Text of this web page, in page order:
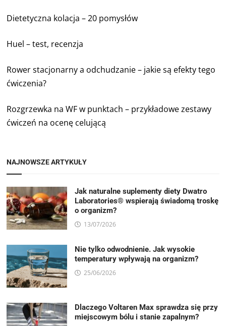
Dietetyczna kolacja – 20 pomysłów
Huel – test, recenzja
Rower stacjonarny a odchudzanie – jakie są efekty tego
ćwiczenia?
Rozgrzewka na WF w punktach – przykładowe zestawy
ćwiczeń na ocenę celującą
NAJNOWSZE ARTYKUŁY
Jak naturalne suplementy diety Dwatro
Laboratories® wspierają świadomą troskę
o organizm?
13/07/2026
Nie tylko odwodnienie. Jak wysokie
temperatury wpływają na organizm?
25/06/2026
Dlaczego Voltaren Max sprawdza się przy
miejscowym bólu i stanie zapalnym?